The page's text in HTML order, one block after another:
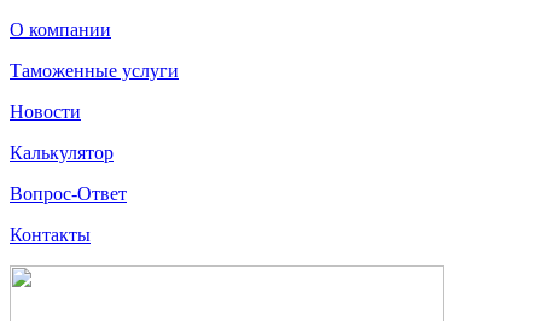
О компании
Таможенные услуги
Новости
Калькулятор
Вопрос-Ответ
Контакты